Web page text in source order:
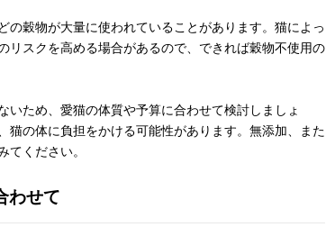
穀物が大量に使われていることがあります。猫によっ
スクを高める場合があるので、できれば穀物不使用の
ため、愛猫の体質や予算に合わせて検討しましょ
猫の体に負担をかける可能性があります。無添加、また
てください。
わせて